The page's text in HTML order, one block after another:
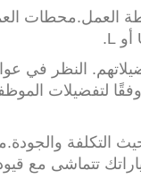
النظر في
لتفضيلات
حيث التكلفة
تتماشى مع